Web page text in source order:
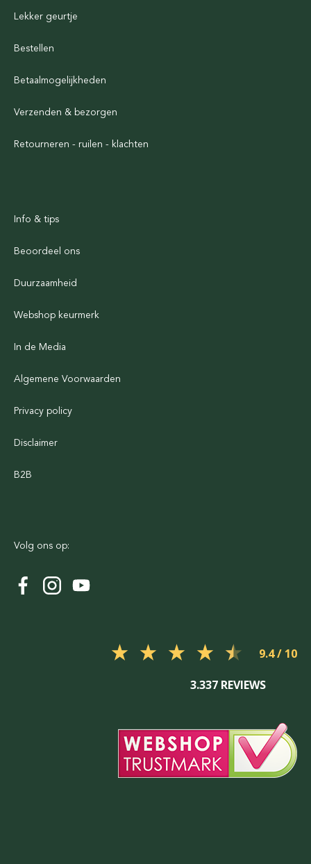
Lekker geurtje
Bestellen
Betaalmogelijkheden
Verzenden & bezorgen
Retourneren - ruilen - klachten
Info & tips
Beoordeel ons
Duurzaamheid
Webshop keurmerk
In de Media
Algemene Voorwaarden
Privacy policy
Disclaimer
B2B
Volg ons op:
9.4
3.337 REVIEWS